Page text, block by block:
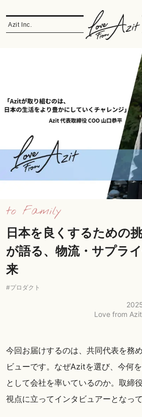
Azit Inc.
to Family
日本を良くするための
が語る、物流・サプラ
来
#プロダクト
Love from
今回お届けするのは、共同代表を務
ビューです。なぜAzitを選び、今何
として会社を率いているのか。取締
視点に立ってインタビュアーとなっ